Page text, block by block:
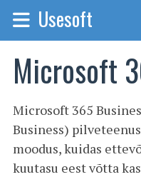
Usesoft
Microsoft
Microsoft 365
Business)
moodus, kuidas
kuutasu eest võtta